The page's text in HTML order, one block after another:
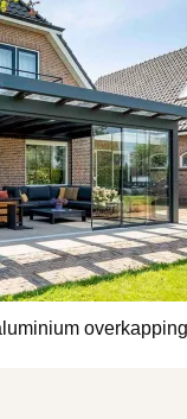
overkapping